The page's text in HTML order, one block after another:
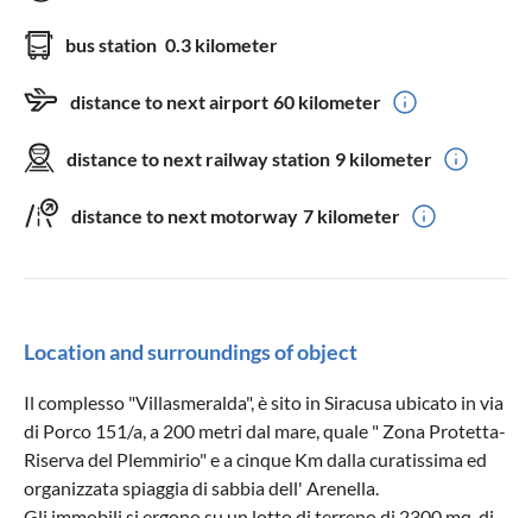
bus station 0.3 kilometer
distance to next airport 60 kilometer
distance to next railway station 9 kilometer
distance to next motorway 7 kilometer
Location and surroundings of object
Il complesso "Villasmeralda", è sito in Siracusa ubicato in via
di Porco 151/a, a 200 metri dal mare, quale " Zona Protetta-
Riserva del Plemmirio" e a cinque Km dalla curatissima ed
organizzata spiaggia di sabbia dell' Arenella.